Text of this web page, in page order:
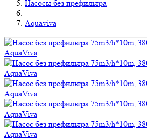
Насосы без префильтра
Aquaviva